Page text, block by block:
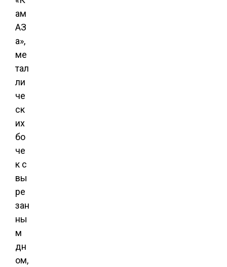
ам
АЗ
а»,
ме
тал
ли
че
ск
их
бо
че
к с
вы
ре
зан
ны
м
дн
ом,